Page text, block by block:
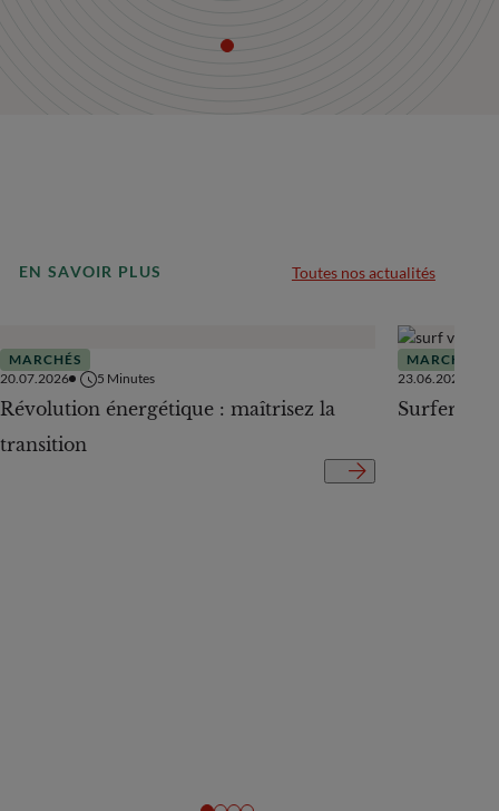
EN SAVOIR PLUS Toutes nos actualités
MARCHÉS
20.07.2026
5 Minutes
Révolution énergétique : maîtrisez la
transition
MARCHÉS
23.06.2026
Surfer sur